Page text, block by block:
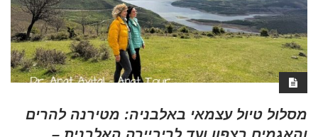
מסלול טיול עצמאי באלבניה: מטירנה להרים